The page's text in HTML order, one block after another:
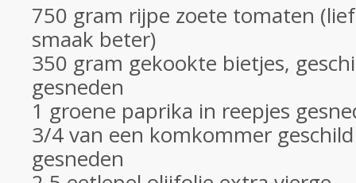
750 gram rijpe zoete tomaten
smaak beter)
350 gram gekookte bietjes,
gesneden
1 groene paprika in reepjes
3/4 van een komkommer
gesneden